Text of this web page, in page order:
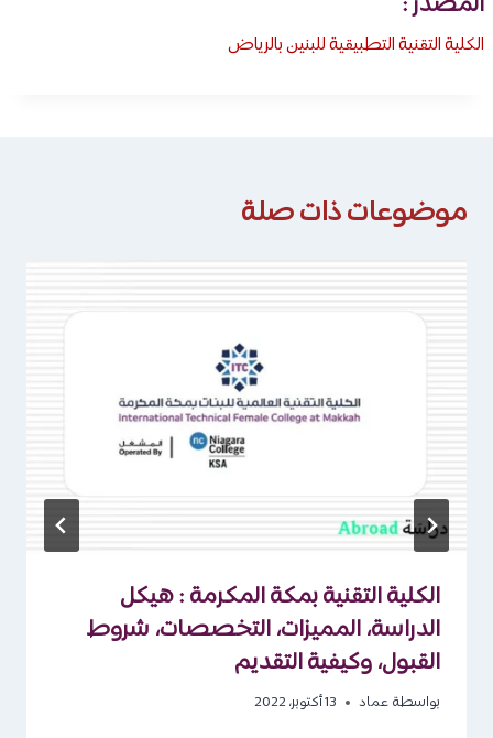
الكلية التقنية التطبيقية للبنين بالرياض
موضوعات ذات صلة
الكلية التقنية بمكة المكرمة : هيكل
الدراسة، المميزات، التخصصات، شروط
القبول، وكيفية التقديم
بواسطة عماد 13 أكتوبر، 2022